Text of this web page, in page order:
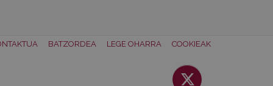
BATZORDEA LEGE OHARRA COOKIEAK